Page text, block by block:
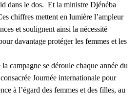
dans le dos. Et la ministre Djénéba
chiffres mettent en lumière l’ampleur
et soulignent ainsi la nécessité
davantage protéger les femmes et les
campagne se déroule chaque année du
Journée internationale pour
à l’égard des femmes et des filles, au